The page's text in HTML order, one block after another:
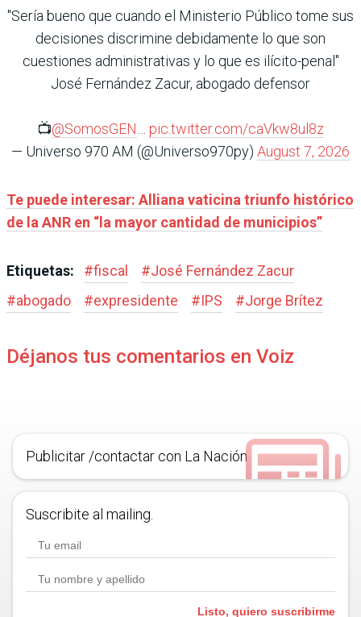
"Sería bueno que cuando el Ministerio Público tome sus
decisiones discrimine debidamente lo que son
cuestiones administrativas y lo que es ilícito-penal"
José Fernández Zacur, abogado defensor
📺@SomosGEN
pic.twitter.com/caVkw8ul8z
— Universo 970 AM (@Universo970py) August 7, 2026
Te puede interesar: Alliana vaticina triunfo histórico
de la ANR en “la mayor cantidad de municipios”
Etiquetas: #fiscal #José Fernández Zacur
#abogado #expresidente #IPS #Jorge Brítez
Déjanos tus comentarios en Voiz
Publicitar /contactar con La Nación
Suscribite al mailing.
Listo, quiero suscribirme